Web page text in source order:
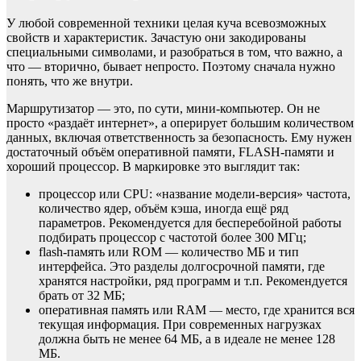
У любой современной техники целая куча всевозможных
свойств и характеристик. Зачастую они закодированы
специальными символами, и разобраться в том, что важно, а
что — вторично, бывает непросто. Поэтому сначала нужно
понять, что же внутри.
Маршрутизатор — это, по сути, мини-компьютер. Он не
просто «раздаёт интернет», а оперирует большим количеством
данных, включая ответственность за безопасность. Ему нужен
достаточный объём оперативной памяти, FLASH-памяти и
хороший процессор. В маркировке это выглядит так:
процессор или CPU: «название модели-версия» частота,
количество ядер, объём кэша, иногда ещё ряд
параметров. Рекомендуется для бесперебойной работы
подбирать процессор с частотой более 300 МГц;
flash-память или ROM — количество МБ и тип
интерфейса. Это разделы долгосрочной памяти, где
хранятся настройки, ряд программ и т.п. Рекомендуется
брать от 32 МБ;
оперативная память или RAM — место, где хранится вся
текущая информация. При современных нагрузках
должна быть не менее 64 МБ, а в идеале не менее 128
МБ.